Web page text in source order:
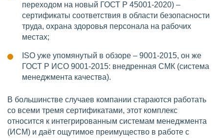
переходом на новый ГОСТ Р 45001-2020) –
сертификаты соответствия в области безопасности
труда, охрана здоровья персонала на рабочих
местах;
ISO уже упомянутый в обзоре – 9001-2015, он же
ГОСТ Р ИСО 9001-2015: внедренная СМК (система
менеджмента качества).
В большинстве случаев компании стараются работать
со всеми тремя сертификатами, этот комплекс
относится к интегрированным системам менеджмента
(ИСМ) и даёт ощутимое преимущество в работе с